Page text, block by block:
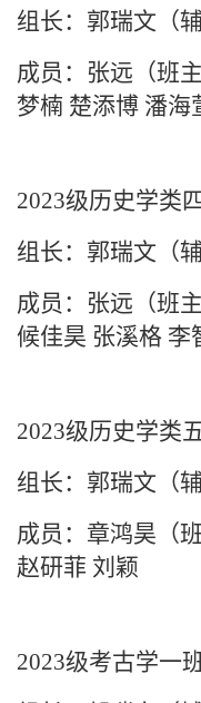
组长：郭瑞文（辅
成员：张远（班
梦楠 楚添博 潘海
2023级历史学类
组长：郭瑞文（辅
成员：张远（班主
候佳昊 张溪格 李
2023级历史学类
组长：郭瑞文（辅
成员：章鸿昊（
赵研菲 刘颖
2023级考古学一